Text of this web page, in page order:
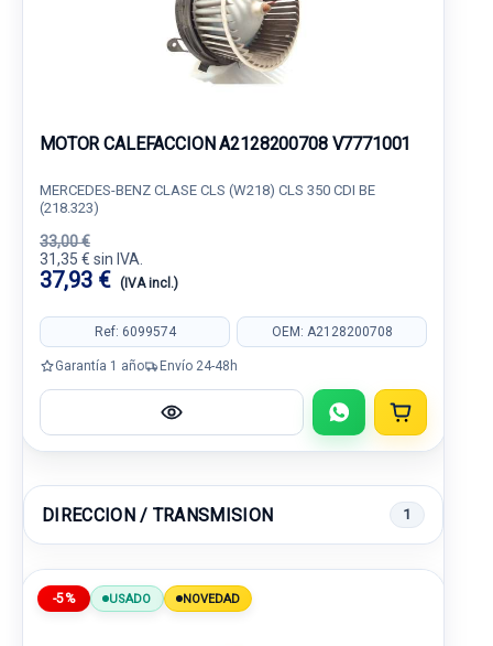
MOTOR CALEFACCION A2128200708 V7771001
MERCEDES-BENZ CLASE CLS (W218) CLS 350 CDI BE
(218.323)
33,00 €
31,35 € sin IVA.
37,93 € (IVA incl.)
Ref: 6099574 OEM: A2128200708
Garantía 1 año Envío 24-48h
DIRECCION / TRANSMISION 1
-5% USADO NOVEDAD